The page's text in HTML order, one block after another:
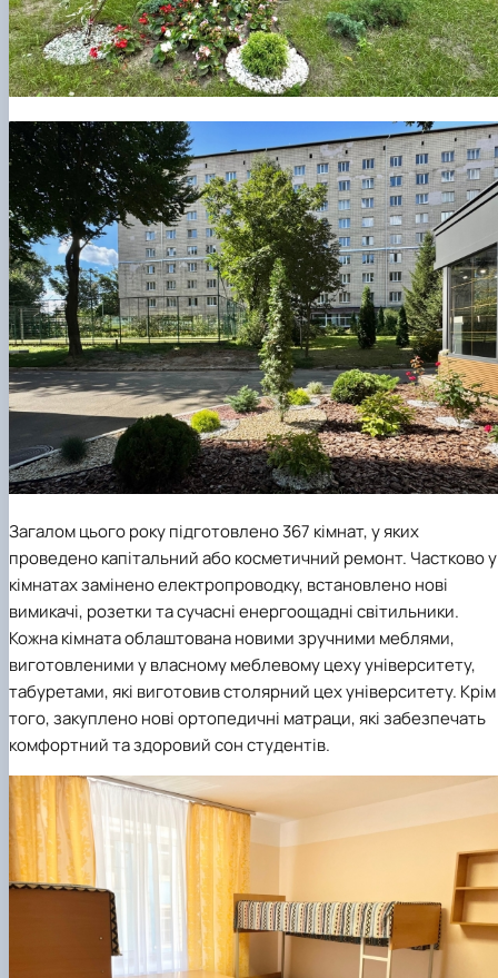
Загалом цього року підготовлено 367 кімнат, у яких
проведено капітальний або косметичний ремонт. Частково у
кімнатах замінено електропроводку, встановлено нові
вимикачі, розетки та сучасні енергоощадні світильники.
Кожна кімната облаштована новими зручними меблями,
виготовленими у власному меблевому цеху університету,
табуретами, які виготовив столярний цех університету. Крім
того, закуплено нові ортопедичні матраци, які забезпечать
комфортний та здоровий сон студентів.